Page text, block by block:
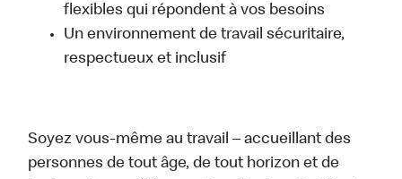
flexibles qui répondent à vos besoins
Un environnement de travail sécuritaire,
respectueux et inclusif
Soyez vous-même au travail – accueillant des
personnes de tout âge, de tout horizon et de